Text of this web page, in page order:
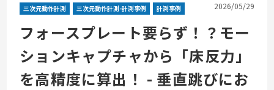
三次元動作計測 三次元動作計測-計測事例 計測事例 2026/05/29
フォースプレート要らず！？モー
ションキャプチャから「床反力」
を高精度に算出！ - 垂直跳びにお